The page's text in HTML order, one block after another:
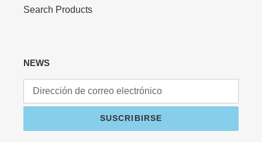
Search Products
NEWS
SUSCRIBIRSE